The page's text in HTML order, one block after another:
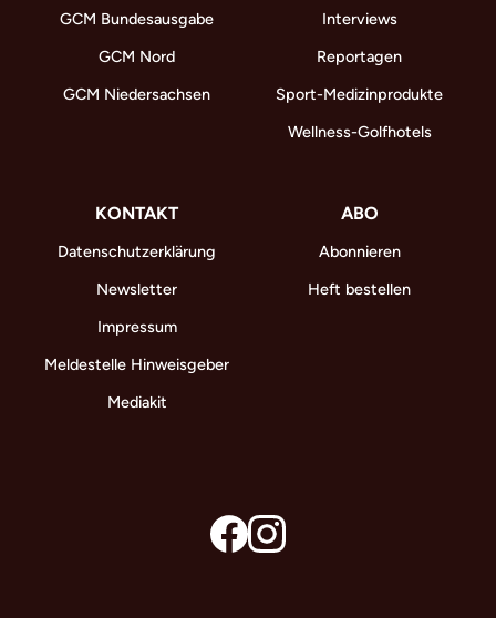
GCM Bundesausgabe
GCM Nord
GCM Niedersachsen
Interviews
Reportagen
Sport-Medizinprodukte
Wellness-Golfhotels
KONTAKT
Datenschutzerklärung
Newsletter
Impressum
Meldestelle Hinweisgeber
Mediakit
ABO
Abonnieren
Heft bestellen